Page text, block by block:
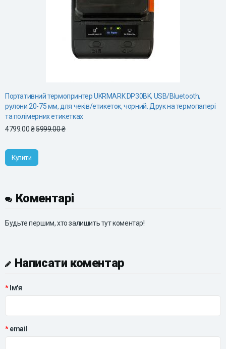
Портативний термопринтер UKRMARK DP30BK, USB/Bluetooth,
рулони 20-75 мм, для чеків/етикеток, чорний. Друк на термопапері
та полімерних етикетках
4799.00 ₴5999.00 ₴
Купити
Коментарі
Будьте першим, хто залишить тут коментар!
Написати коментар
Ім'я
email